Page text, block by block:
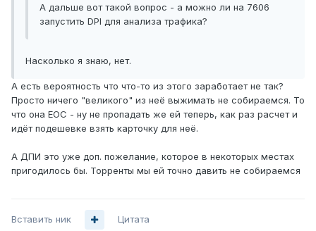
А дальше вот такой вопрос - а можно ли на 7606
запустить DPI для анализа трафика?
Насколько я знаю, нет.
А есть вероятность что что-то из этого заработает не так?
Просто ничего "великого" из неё выжимать не собираемся. То
что она ЕОС - ну не пропадать же ей теперь, как раз расчет и
идёт подешевке взять карточку для неё.
А ДПИ это уже доп. пожелание, которое в некоторых местах
пригодилось бы. Торренты мы ей точно давить не собираемся
Вставить ник Цитата